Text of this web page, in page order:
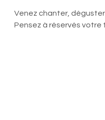
Venez chanter,
Pensez à réservés votre